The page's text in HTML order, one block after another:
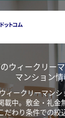
ウィークリー
マンション
ィークリーマンシ
載中。敷金・礼金
だわり条件での絞